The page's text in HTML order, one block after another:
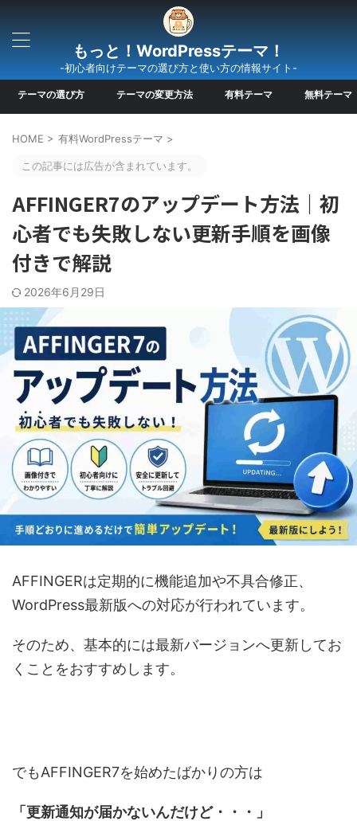
もっと！WordPressテーマ！
-初心者向けテーマの選び方と使い方の情報サイト-
テーマの選び方 テーマの変更方法 有料テーマ 無料テーマ
HOME > 有料WordPressテーマ >
この記事には広告が含まれています。
AFFINGER7のアップデート方法｜初
心者でも失敗しない更新手順を画像
付きで解説
2026年6月29日
AFFINGERは定期的に機能追加や不具合修正、
WordPress最新版への対応が行われています。
そのため、基本的には最新バージョンへ更新してお
くことをおすすめします。
でもAFFINGER7を始めたばかりの方は
「更新通知が届かないんだけど・・・」